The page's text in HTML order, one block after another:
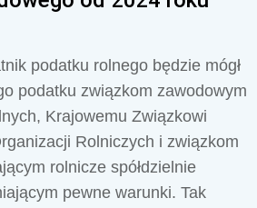
podatku rolnego będzie mógł
podatku związkom zawodowym
Krajowemu Związkowi
Rolniczych i związkom
rolnicze spółdzielnie
pewne warunki. Tak